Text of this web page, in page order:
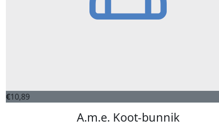
€10,89
A.m.e. Koot-bunnik